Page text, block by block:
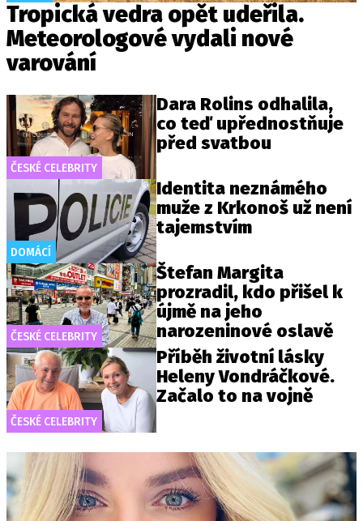
Tropická vedra opět udeřila.
Meteorologové vydali nové
varování
ČESKÉ CELEBRITY
Dara Rolins odhalila,
co teď upřednostňuje
před svatbou
DOMÁCÍ
Identita neznámého
muže z Krkonoš už není
tajemstvím
ČESKÉ CELEBRITY
Štefan Margita
prozradil, kdo přišel k
újmě na jeho
narozeninové oslavě
ČESKÉ CELEBRITY
Příběh životní lásky
Heleny Vondráčkové.
Začalo to na vojně